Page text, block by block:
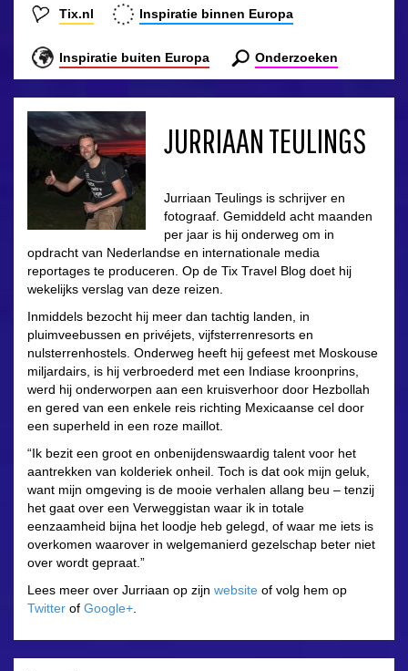
Tix.nl Inspiratie binnen Europa
Inspiratie buiten Europa Onderzoeken
JURRIAAN TEULINGS
Jurriaan Teulings is schrijver en
fotograaf. Gemiddeld acht maanden
per jaar is hij onderweg om in
opdracht van Nederlandse en internationale media
reportages te produceren. Op de Tix Travel Blog doet hij
wekelijks verslag van deze reizen.
Inmiddels bezocht hij meer dan tachtig landen, in
pluimveebussen en privéjets, vijfsterrenresorts en
nulsterrenhostels. Onderweg heeft hij gefeest met Moskouse
miljardairs, is hij verbroederd met een Indiase kroonprins,
werd hij onderworpen aan een kruisverhoor door Hezbollah
en gered van een enkele reis richting Mexicaanse cel door
een superheld in een roze maillot.
“Ik bezit een groot en onbenijdenswaardig talent voor het
aantrekken van kolderiek onheil. Toch is dat ook mijn geluk,
want mijn omgeving is de mooie verhalen allang beu – tenzij
het gaat over een Verweggistan waar ik in totale
eenzaamheid bijna het loodje heb gelegd, of waar me iets is
overkomen waarover in welgemanierd gezelschap beter niet
over wordt gepraat.”
Lees meer over Jurriaan op zijn website of volg hem op
Twitter of Google+